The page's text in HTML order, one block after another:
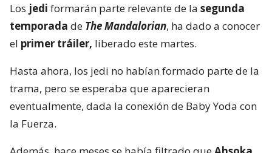
Los jedi formarán parte relevante de la segunda
temporada de The Mandalorian, ha dado a conocer
el primer tráiler, liberado este martes.
Hasta ahora, los jedi no habían formado parte de la
trama, pero se esperaba que aparecieran
eventualmente, dada la conexión de Baby Yoda con
la Fuerza.